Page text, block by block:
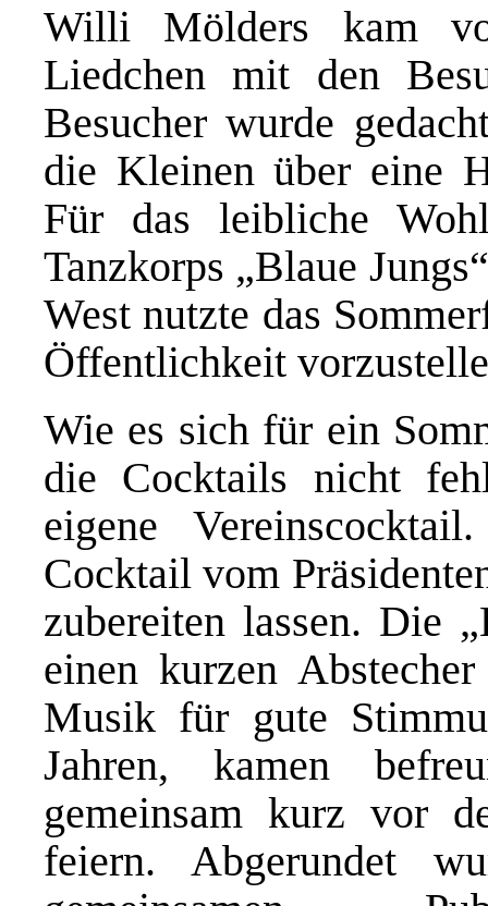
Willi Mölders kam
Liedchen mit den
Besucher wurde
die Kleinen über eine
Für das leibliche
Tanzkorps „Blaue
West nutzte das
Öffentlichkeit
Wie es sich für ein
die Cocktails nicht
eigene
Cocktail vom
zubereiten lassen. Die
einen kurzen
Musik für gute
Jahren, kamen
gemeinsam kurz vor
feiern. Abgerundet